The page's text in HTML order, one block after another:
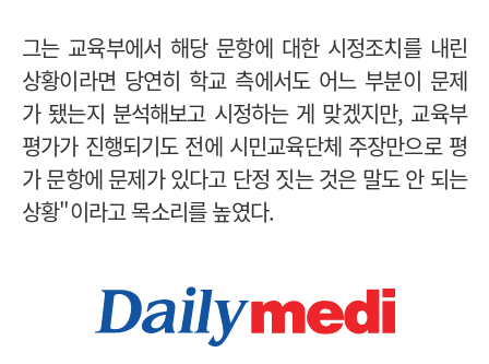
그는 교육부에서 해당 문항에 대한 시정조치를 내린
상황이라면 당연히 학교 측에서도 어느 부분이 문제
가 됐는지 분석해보고 시정하는 게 맞겠지만, 교육부
평가가 진행되기도 전에 시민교육단체 주장만으로 평
가 문항에 문제가 있다고 단정 짓는 것은 말도 안 되는
상황"이라고 목소리를 높였다.